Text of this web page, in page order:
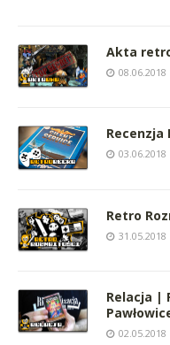
Akta
08.06.2018
Recenzja
03.06.2018
Retro
31.05.2018
Relacja |
02.05.2018